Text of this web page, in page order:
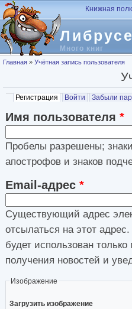
Перейти к основному содержанию
Много книг
Книжная
Вы здесь
Главная » Учётная запись пользователя
Главные вкладки
Регистрация (активная вкладка)
Войти Забыли
Имя пользователя *
Пробелы разрешены;
апострофов и знаков
Email-адрес *
Существующий адрес
отсылаться на этот
будет использован
получения новостей и
Изображение
Загрузить изображение